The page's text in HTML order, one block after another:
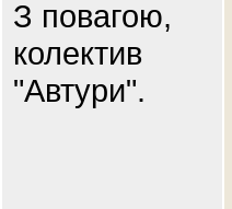
З повагою,
колектив
"Автури".